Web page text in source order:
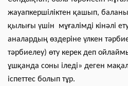
жауапкершіліктен қашып,
қылығы үшін мұғалімді кінәлі
аналардың өздеріне үлкен
тәрбиелеу) өту керек деп
ұшқанда соны іледі» деген
іспеттес болып тұр.